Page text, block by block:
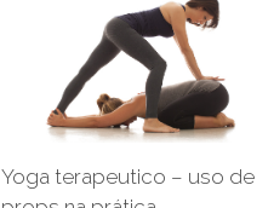
Yoga terapeutico – uso de